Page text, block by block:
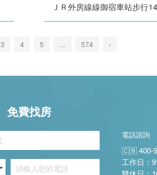
ＪＲ外房線線御宿車站步行
3 4 5 ... 574 ›
免費找房
電話諮詢
🇨🇳 400-
工作日：